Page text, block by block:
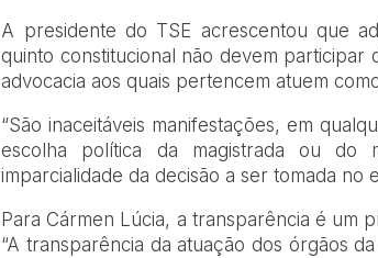
A presidente do TSE acrescentou que
quinto constitucional não devem participar
advocacia aos quais pertencem atuem
“São inaceitáveis manifestações, em
escolha política da magistrada ou do
imparcialidade da decisão a ser tomada no
Para Cármen Lúcia, a transparência é um
“A transparência da atuação dos órgãos